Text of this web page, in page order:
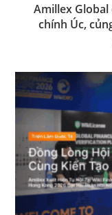
Amillex Global
chính Úc,